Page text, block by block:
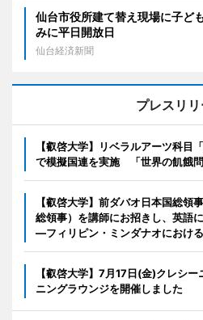
仙台市役所建て替え現場に子
みに平日開放日
仙台経済新聞
プレスリ
【叡啓大学】リベラルアーツ科目
で模擬国連を実施 「世界の飢餓
【叡啓大学】前ダバオ日本国総領
総領事）を講師にお招きし、英語
―フィリピン・ミンダナオにおけ
【叡啓大学】7月17日(金)クレシ
ニングラウンジを開催しました